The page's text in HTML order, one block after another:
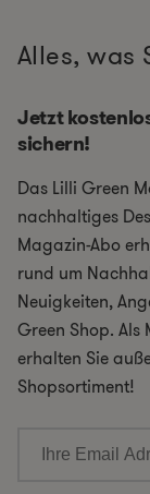
Alles, was
Jetzt
sichern!
Das Lilli Green
nachhaltiges
Magazin-Abo
rund um
Neuigkeiten,
Green Shop.
erhalten Sie
Shopsortiment!